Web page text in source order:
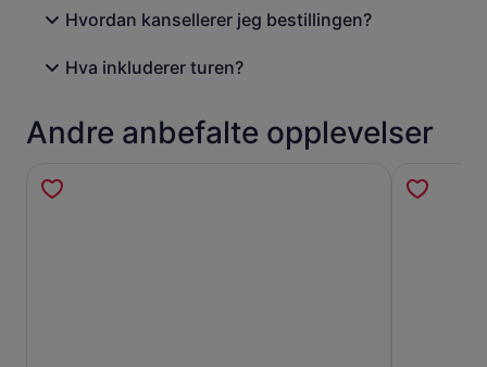
Hvordan kansellerer jeg bestillingen?
Hva inkluderer turen?
Andre anbefalte opplevelser